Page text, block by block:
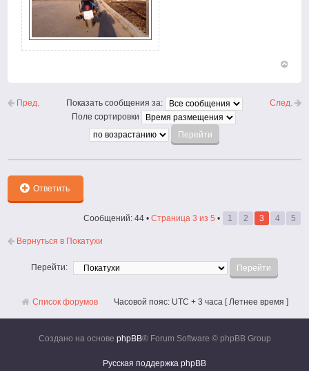
началу
Пред. След.
Показать сообщения за:
Поле сортировки
Ответить
Сообщений: 44 • Страница 3 из 5 • 1 2 3 4 5
Вернуться в Покатухи
Перейти:
Список форумов Часовой пояс: UTC + 3 часа [ Летнее время ]
Создано на основе phpBB® Forum Software © phpBB Group
Русская поддержка phpBB